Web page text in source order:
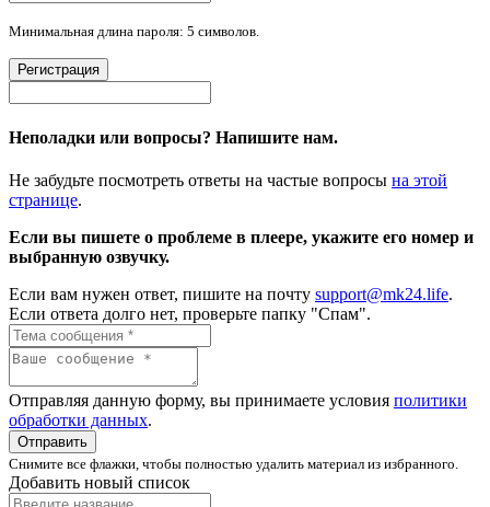
Минимальная длина пароля: 5 символов.
Регистрация
Неполадки или вопросы? Напишите нам.
Не забудьте посмотреть ответы на частые вопросы на этой
странице.
Если вы пишете о проблеме в плеере, укажите его номер и
выбранную озвучку.
Если вам нужен ответ, пишите на почту support@mk24.life.
Если ответа долго нет, проверьте папку "Спам".
Отправляя данную форму, вы принимаете условия политики
обработки данных.
Отправить
Снимите все флажки, чтобы полностью удалить материал из избранного.
Добавить новый список